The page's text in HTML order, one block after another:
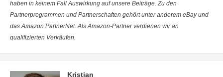
haben in keinem Fall Auswirkung auf unsere Beiträge. Zu den
Partnerprogrammen und Partnerschaften gehört unter anderem eBay und
das Amazon PartnerNet. Als Amazon-Partner verdienen wir an
qualifizierten Verkäufen.
Kristian